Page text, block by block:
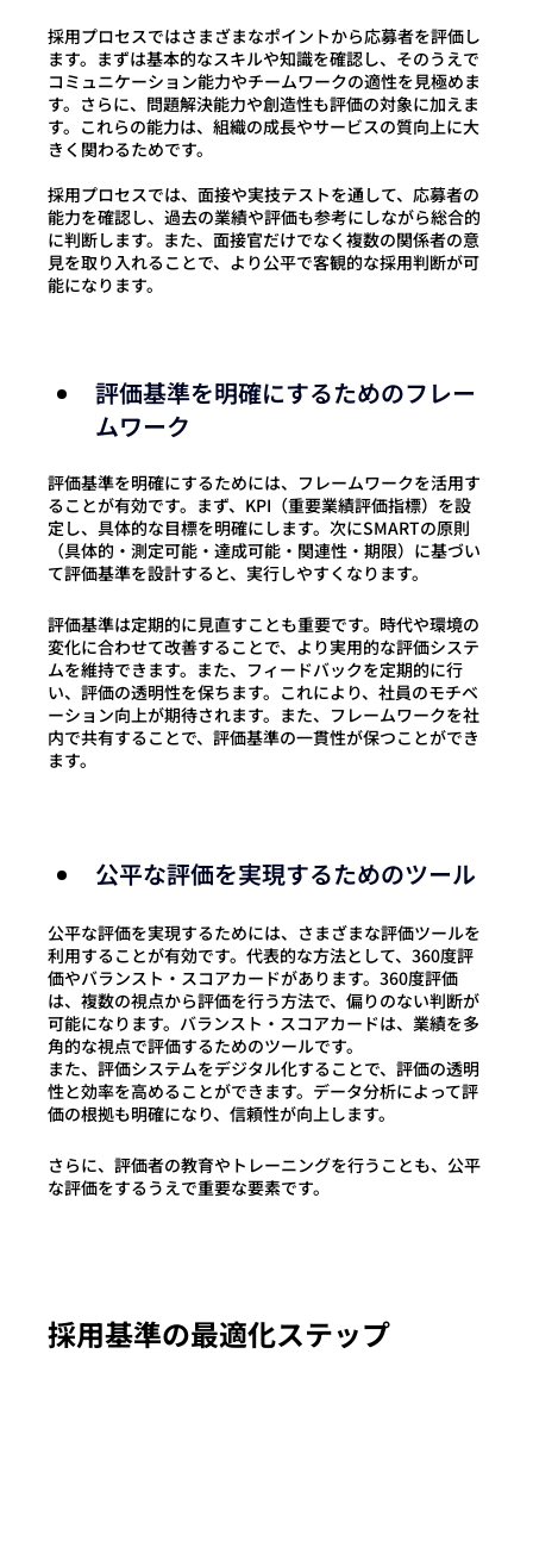
採用プロセスではさまざまなポイントから応募者を評価し
ます。まずは基本的なスキルや知識を確認し、そのうえで
コミュニケーション能力やチームワークの適性を見極めま
す。さらに、問題解決能力や創造性も評価の対象に加えま
す。 これらの能力は、組織の成長やサービスの質向上に大
きく関わるためです。
採用プロセスでは、面接や実技テストを通して、応募者の
能力を確認し、過去の業績や評価も参考にしながら総合的
に判断します。また、面接官だけでなく複数の関係者の意
見を取り入れることで、より公平で客観的な採用判断が可
能になります。
評価基準を明確にするためのフレー
ムワーク
評価基準を明確にするためには、フレームワークを活用す
ることが有効です。まず、KPI（重要業績評価指標）を設
定し、具体的な目標を明確にします。次にSMARTの原則
（具体的・測定可能・達成可能・関連性・期限） に基づい
て評価基準を設計すると、実行しやすくなります。
評価基準は定期的に見直すことも重要です。時代や環境の
変化に合わせて改善することで、より実用的な評価システ
ムを維持できます。また、フィードバックを定期的に行
い、評価の透明性を保ちます。これにより、社員のモチベ
ーション向上が期待されます。また、フレームワークを社
内で共有することで、評価基準の一貫性が保つことができ
ます。
公平な評価を実現するためのツール
公平な評価を実現するためには、さまざまな評価ツールを
利用することが有効です。代表的な方法として、360度評
価やバランスト・スコアカードがあります。360度評価
は、複数の視点から評価を行う方法で、偏りのない判断が
可能になります。バランスト・スコアカードは、業績を多
角的な視点で評価するためのツールです。
また、評価システムをデジタル化することで、評価の透明
性と効率を高めることができます。 データ分析によって評
価の根拠も明確になり、信頼性が向上します。
さらに、評価者の教育やトレーニングを行うことも、公平
な評価をするうえで重要な要素です。
採用基準の最適化ステップ